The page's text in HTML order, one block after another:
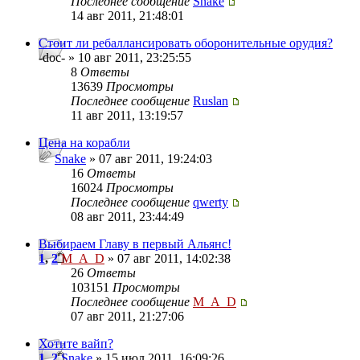
14 авг 2011, 21:48:01
Стоит ли ребаллансировать оборонительные орудия?
-doc- » 10 авг 2011, 23:25:55
8 Ответы
13639 Просмотры
Последнее сообщение Ruslan
11 авг 2011, 13:19:57
Цена на корабли
Snake » 07 авг 2011, 19:24:03
16 Ответы
16024 Просмотры
Последнее сообщение qwerty
08 авг 2011, 23:44:49
Выбираем Главу в первый Альянс!
1,2 M_A_D » 07 авг 2011, 14:02:38
26 Ответы
103151 Просмотры
Последнее сообщение M_A_D
07 авг 2011, 21:27:06
Хотите вайп?